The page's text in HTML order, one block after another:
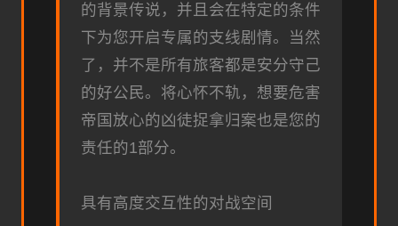
的背景传说，并且会在特定的条件
下为您开启专属的支线剧情。当然
了，并不是所有旅客都是安分守己
的好公民。将心怀不轨，想要危害
帝国放心的凶徒捉拿归案也是您的
责任的1部分。
具有高度交互性的对战空间